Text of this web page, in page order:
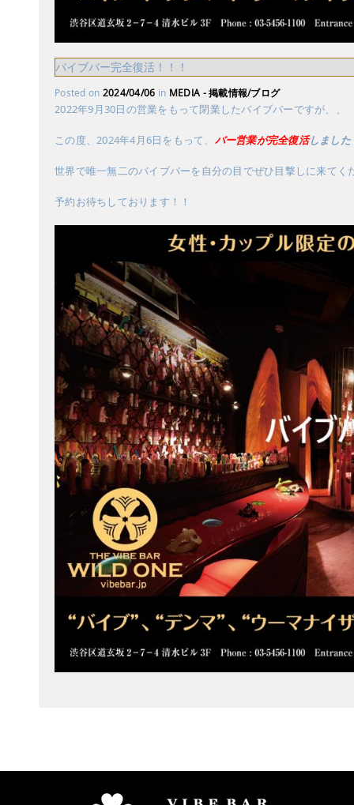
バイブバー完全復活！！！
Posted on 2024/04/06 in MEDIA - 掲載情報/ブログ
2022年9月30日の営業をもって閉業したバイブバーですが、、
この度、2024年4月6日をもって、 バー営業が完全復活しました
世界で唯一無二のバイブバーを自分の目でぜひ目撃しに来てく
予約お待ちしております！！